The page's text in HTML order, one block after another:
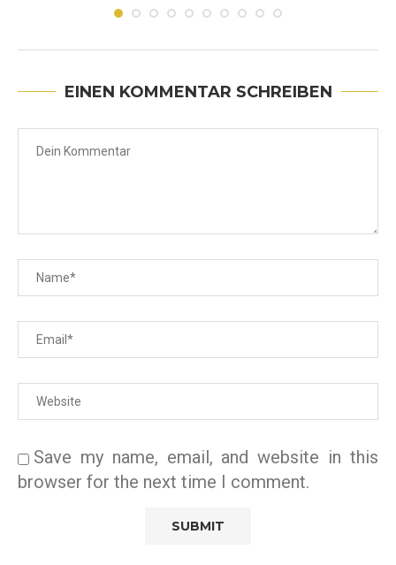
EINEN KOMMENTAR SCHREIBEN
Save my name, email, and website in this
browser for the next time I comment.